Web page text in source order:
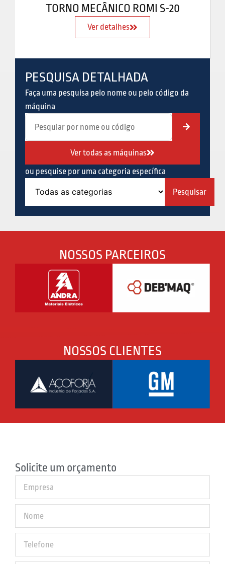
TORNO MECÂNICO ROMI S-20
Ver detalhes
PESQUISA DETALHADA
Faça uma pesquisa pelo nome ou pelo código da
máquina
Ver todas as máquinas
ou pesquise por uma categoria específica
NOSSOS PARCEIROS
NOSSOS CLIENTES
Solicite um orçamento